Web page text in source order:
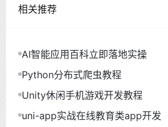
相关推荐
AI智能应用百科立即落地实操
Python分布式爬虫教程
Unity休闲手机游戏开发教程
uni-app实战在线教育类app开发